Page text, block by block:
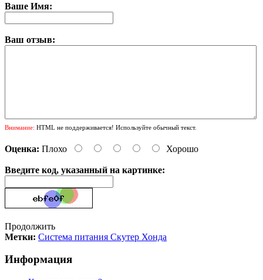
Ваше Имя:
Ваш отзыв:
Внимание: HTML не поддерживается! Используйте обычный текст.
Оценка: Плохо Хорошо
Введите код, указанный на картинке:
Продолжить
Метки: Система питания Скутер Хонда
Информация